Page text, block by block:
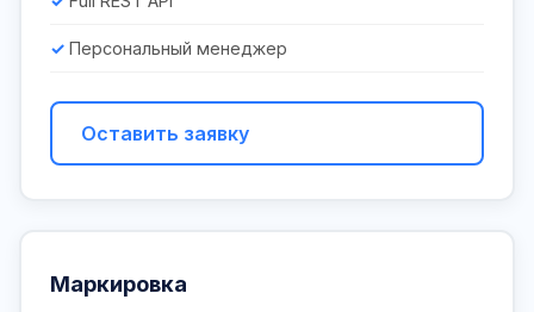
Персональный менеджер
Оставить заявку
Маркировка